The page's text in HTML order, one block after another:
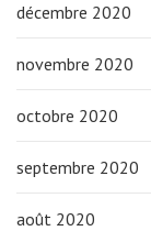
décembre 2020
novembre 2020
octobre 2020
septembre 2020
août 2020